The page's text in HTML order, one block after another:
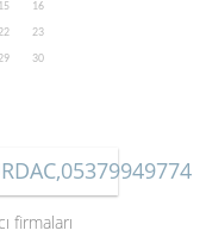
15
16
23
30
firmaları